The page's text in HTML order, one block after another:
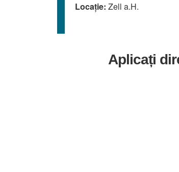
Locație: Zell a.H.
Aplicați